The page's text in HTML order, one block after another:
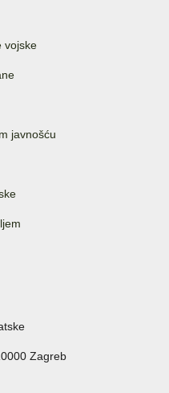
vojske
javnošću
Zagreb